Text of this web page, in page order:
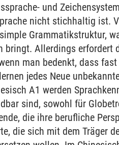
und
nicht stichhaltig ist.
Grammatikstruktur,
bringt. Allerdings erfordert
man bedenkt, dass
jedes Neue
A1 werden
sind, sowohl für
die ihre berufliche
die sich mit dem Träger